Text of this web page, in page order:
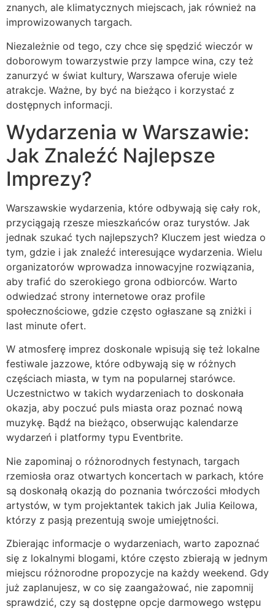
znanych, ale klimatycznych miejscach, jak również na
improwizowanych targach.
Niezależnie od tego, czy chce się spędzić wieczór w
doborowym towarzystwie przy lampce wina, czy też
zanurzyć w świat kultury, Warszawa oferuje wiele
atrakcje. Ważne, by być na bieżąco i korzystać z
dostępnych informacji.
Wydarzenia w Warszawie:
Jak Znaleźć Najlepsze
Imprezy?
Warszawskie wydarzenia, które odbywają się cały rok,
przyciągają rzesze mieszkańców oraz turystów. Jak
jednak szukać tych najlepszych? Kluczem jest wiedza o
tym, gdzie i jak znaleźć interesujące wydarzenia. Wielu
organizatorów wprowadza innowacyjne rozwiązania,
aby trafić do szerokiego grona odbiorców. Warto
odwiedzać strony internetowe oraz profile
społecznościowe, gdzie często ogłaszane są zniżki i
last minute ofert.
W atmosferę imprez doskonale wpisują się też lokalne
festiwale jazzowe, które odbywają się w różnych
częściach miasta, w tym na popularnej starówce.
Uczestnictwo w takich wydarzeniach to doskonała
okazja, aby poczuć puls miasta oraz poznać nową
muzykę. Bądź na bieżąco, obserwując kalendarze
wydarzeń i platformy typu Eventbrite.
Nie zapominaj o różnorodnych festynach, targach
rzemiosła oraz otwartych koncertach w parkach, które
są doskonałą okazją do poznania twórczości młodych
artystów, w tym projektantek takich jak Julia Keilowa,
którzy z pasją prezentują swoje umiejętności.
Zbierając informacje o wydarzeniach, warto zapoznać
się z lokalnymi blogami, które często zbierają w jednym
miejscu różnorodne propozycje na każdy weekend. Gdy
już zaplanujesz, w co się zaangażować, nie zapomnij
sprawdzić, czy są dostępne opcje darmowego wstępu